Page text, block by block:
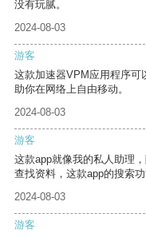
没有玩腻。
2024-08-03
游客
这款加速器VPM应用程序可
助你在网络上自由移动。
2024-08-03
游客
这款app就像我的私人助理
查找资料，这款app的搜索
2024-08-03
游客